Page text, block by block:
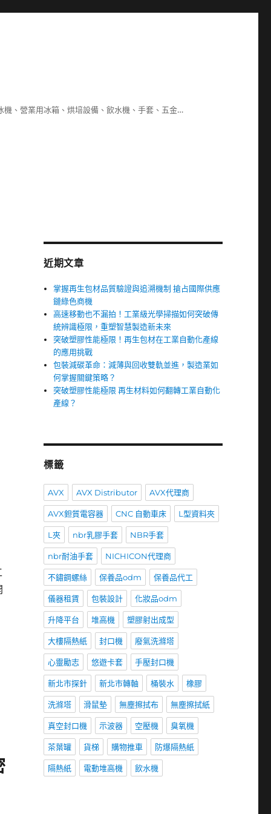
、營業用冰箱、烘培設備、飲水機、手套、五金…
近期文章
掌握再生包材品質驗證與追溯機制 搶占國際供應
鏈綠色商機
高速移動也不漏拍！工業級光學掃描如何突破傳
統辨識極限，重塑智慧製造新未來
突破塑膠性能極限！再生包材在工業自動化產線
的應用挑戰
包裝減碳革命：減薄與回收雙軌並進，製造業如
何掌握關鍵策略？
突破塑膠性能極限 再生材料如何翻轉工業自動化
產線？
標籤
AVX AVX Distributor AVX代理商
AVX鉭質電容器 CNC 自動車床 L型資料夾
L夾 nbr乳膠手套 NBR手套
nbr耐油手套 NICHICON代理商
不鏽鋼螺絲 保養品odm 保養品代工
儀器租賃 包裝設計 化妝品odm
升降平台 堆高機 塑膠射出成型
大樓隔熱紙 封口機 廢氣洗滌塔
心靈勵志 悠遊卡套 手壓封口機
新北市探針 新北市轉軸 桶裝水 橡膠
洗滌塔 滑鼠墊 無塵擦拭布 無塵擦拭紙
真空封口機 示波器 空壓機 臭氧機
茶葉罐 貨梯 購物推車 防爆隔熱紙
隔熱紙 電動堆高機 飲水機